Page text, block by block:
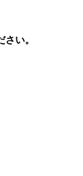
い。